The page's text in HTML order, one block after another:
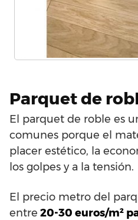
Parquet de
El parquet de roble es
comunes porque el
placer estético, la
los golpes y a la tensión.
El precio metro del
entre 20-30 euros/m²